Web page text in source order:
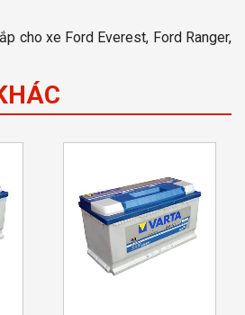
cho xe Ford Everest, Ford Ranger,